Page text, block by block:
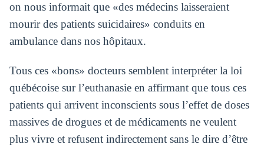
on nous informait que «des médecins laisseraient
mourir des patients suicidaires» conduits en
ambulance dans nos hôpitaux.
Tous ces «bons» docteurs semblent interpréter la loi
québécoise sur l’euthanasie en affirmant que tous ces
patients qui arrivent inconscients sous l’effet de doses
massives de drogues et de médicaments ne veulent
plus vivre et refusent indirectement sans le dire d’être